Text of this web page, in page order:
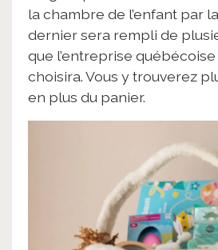
la chambre de l’enfant par
dernier sera rempli de
que l’entreprise québécoise
choisira. Vous y trouverez
en plus du panier.